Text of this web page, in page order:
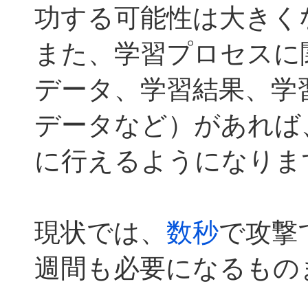
功する可能性は大きく
また、学習プロセス
データ、学習結果、
データなど）があれ
に行えるようになりま
現状では、 数秒で攻撃
週間も必要になるも